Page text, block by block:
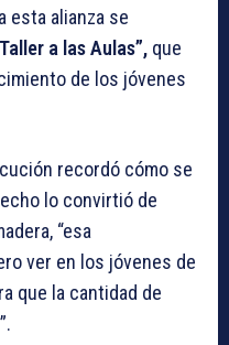
esta alianza se
a las Aulas”, que
de los jóvenes
recordó cómo se
lo convirtió de
“esa
ver en los jóvenes de
que la cantidad de